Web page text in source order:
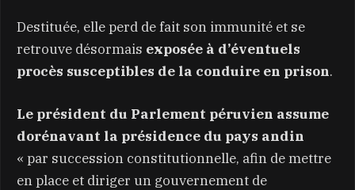
Destituée, elle perd de fait son immunité et se
retrouve désormais exposée à d’éventuels
procès susceptibles de la conduire en prison.
Le président du Parlement péruvien assume
dorénavant la présidence du pays andin
« par succession constitutionnelle, afin de mettre
en place et diriger un gouvernement de